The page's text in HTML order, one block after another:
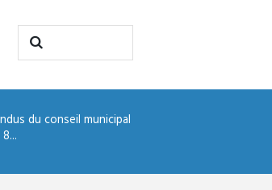
du conseil municipal